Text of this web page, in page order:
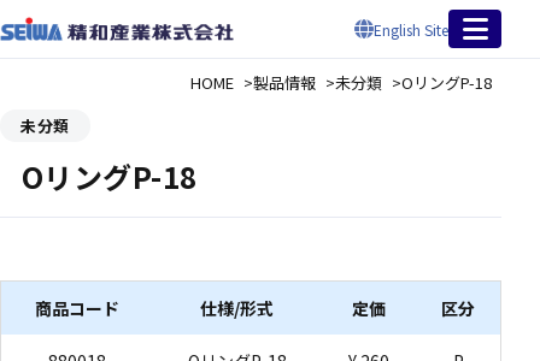
English Site
HOME 製品情報 未分類
OリングP-18
未分類
OリングP-18
商品コード 仕様/形式 定価 区分